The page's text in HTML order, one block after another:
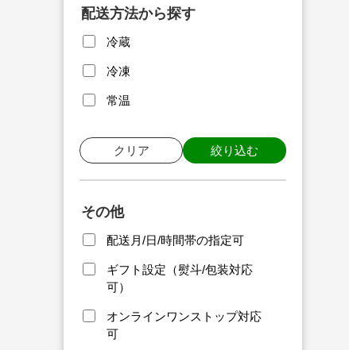
配送方法から探す
冷蔵
冷凍
常温
クリア 絞り込む
その他
配送月/日/時間帯の指定可
ギフト設定（熨斗/包装対応
可）
オンラインワンストップ対応
可